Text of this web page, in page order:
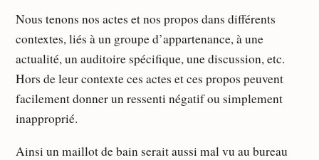
Nous tenons nos actes et nos propos dans différents
contextes, liés à un groupe d’appartenance, à une
actualité, un auditoire spécifique, une discussion, etc.
Hors de leur contexte ces actes et ces propos peuvent
facilement donner un ressenti négatif ou simplement
inapproprié.
Ainsi un maillot de bain serait aussi mal vu au bureau